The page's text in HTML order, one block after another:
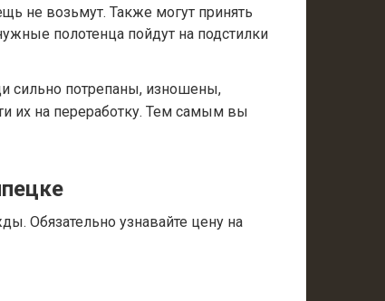
не возьмут. Также могут принять
полотенца пойдут на подстилки
сильно потрепаны, изношены,
их на переработку. Тем самым вы
Обязательно узнавайте цену на